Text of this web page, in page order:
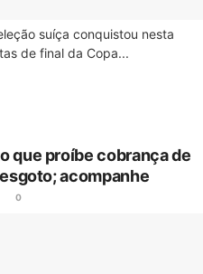
suíça conquistou nesta
de final da Copa...
que proíbe cobrança de
acompanhe
0